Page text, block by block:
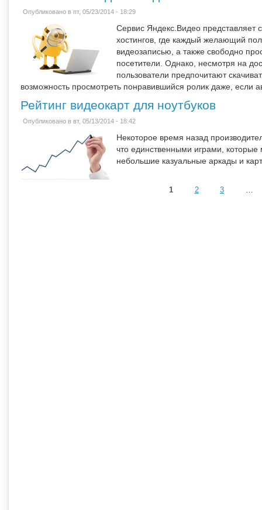
Опубликовано в пт, 05/23/2014 - 18:29
Сервис Яндекс.Видео представляет
хостингов, где каждый желающий
видеозаписью, а также свободно
посетители. Однако, несмотря на
пользователи предпочитают
возможность просмотреть понравившийся ролик даже, если
Рейтинг видеокарт для ноутбуков
Опубликовано в вт, 05/13/2014 - 18:42
Некоторое время назад
что единственными играми,
небольшие казуальные аркады и
1 2 3